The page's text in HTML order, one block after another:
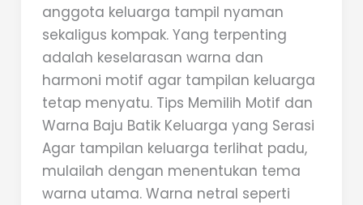
anggota keluarga tampil nyaman
sekaligus kompak. Yang terpenting
adalah keselarasan warna dan
harmoni motif agar tampilan keluarga
tetap menyatu. Tips Memilih Motif dan
Warna Baju Batik Keluarga yang Serasi
Agar tampilan keluarga terlihat padu,
mulailah dengan menentukan tema
warna utama. Warna netral seperti